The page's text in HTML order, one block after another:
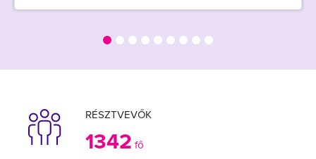
RÉSZTVEVŐK
1342 fő